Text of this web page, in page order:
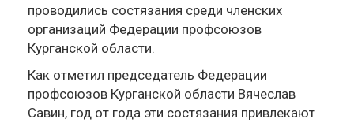
проводились состязания среди членских
организаций Федерации профсоюзов
Курганской области.
Как отметил председатель Федерации
профсоюзов Курганской области Вячеслав
Савин, год от года эти состязания привлекают